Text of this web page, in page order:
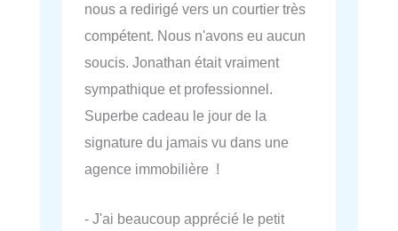
nous a redirigé vers un courtier très
compétent. Nous n'avons eu aucun
soucis. Jonathan était vraiment
sympathique et professionnel.
Superbe cadeau le jour de la
signature du jamais vu dans une
agence immobilière !
- J'ai beaucoup apprécié le petit